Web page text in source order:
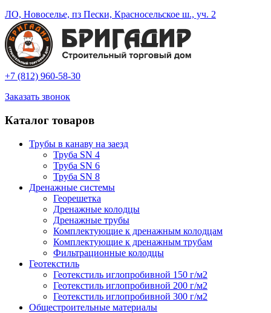
ЛО, Новоселье, пз Пески, Красносельское ш., уч. 2
+7 (812) 960-58-30
Заказать звонок
Каталог товаров
Трубы в канаву на заезд
Труба SN 4
Труба SN 6
Труба SN 8
Дренажные системы
Георешетка
Дренажные колодцы
Дренажные трубы
Комплектующие к дренажным колодцам
Комплектующие к дренажным трубам
Фильтрационные колодцы
Геотекстиль
Геотекстиль иглопробивной 150 г/м2
Геотекстиль иглопробивной 200 г/м2
Геотекстиль иглопробивной 300 г/м2
Общестроительные материалы